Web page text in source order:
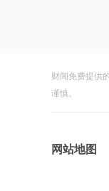
财闻免费提供
谨慎。
网站地图